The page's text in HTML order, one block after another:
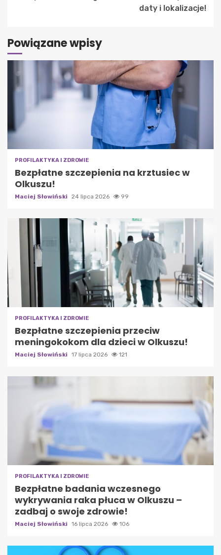
daty i lokalizacje!
Powiązane wpisy
PROFILAKTYKA I ZDROWIE
Bezpłatne szczepienia na krztusiec w
Olkuszu!
Maciej Słowiński 24 lipca 2026 99
PROFILAKTYKA I ZDROWIE
Bezpłatne szczepienia przeciw
meningokokom dla dzieci w Olkuszu!
Maciej Słowiński 17 lipca 2026 121
PROFILAKTYKA I ZDROWIE
Bezpłatne badania wczesnego
wykrywania raka płuca w Olkuszu –
zadbaj o swoje zdrowie!
Maciej Słowiński 16 lipca 2026 106